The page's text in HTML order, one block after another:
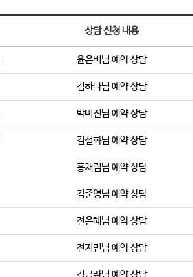
상담 신청 내용
윤은비 님 예약 상담
김하나님 예약 상담
박미진님 예약 상담
김설화님 예약 상담
홍채림님 예약 상담
김준영님 예약 상담
전은혜 님 예약 상담
전지민님 예약 상담